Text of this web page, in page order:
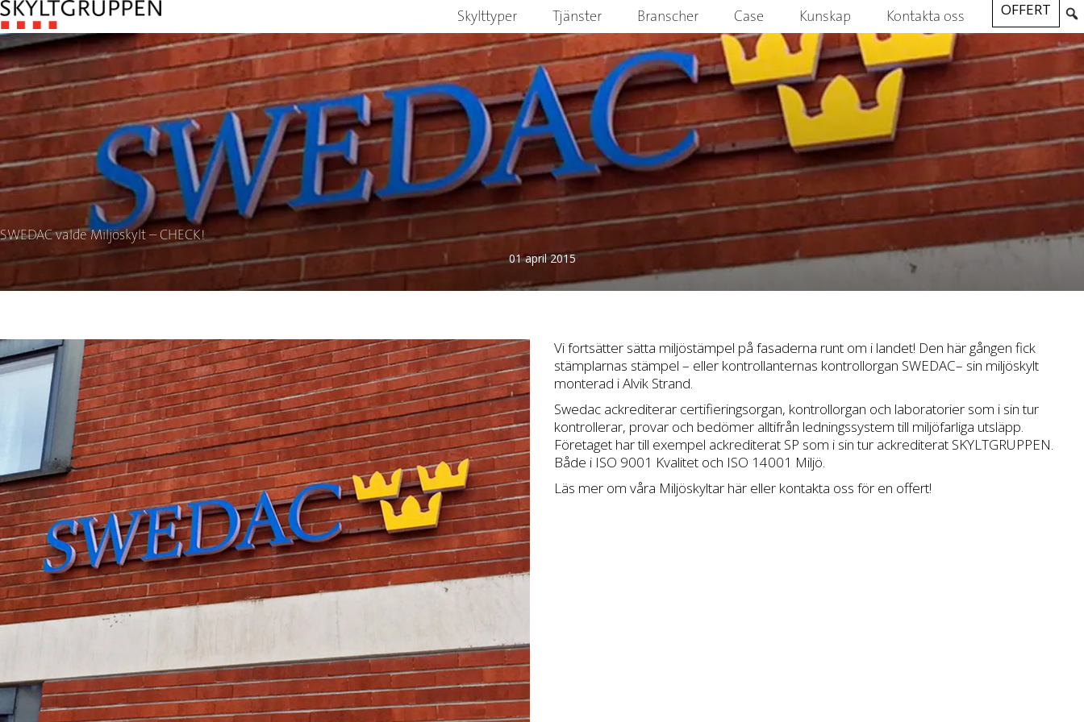
Skylttyper Tjänster Branscher Case Kunskap Kontakta oss OFFERT
SWEDAC valde Miljöskylt – CHECK!
01 april 2015
Vi fortsätter sätta miljöstämpel på fasaderna runt om i landet! Den här gången fick
stämplarnas stämpel – eller kontrollanternas kontrollorgan SWEDAC– sin miljöskylt
monterad i Alvik Strand.
Swedac ackrediterar certifieringsorgan, kontrollorgan och laboratorier som i sin tur
kontrollerar, provar och bedömer alltifrån ledningssystem till miljöfarliga utsläpp.
Företaget har till exempel ackrediterat SP som i sin tur ackrediterat SKYLTGRUPPEN.
Både i ISO 9001 Kvalitet och ISO 14001 Miljö.
Läs mer om våra Miljöskyltar här eller kontakta oss för en offert!